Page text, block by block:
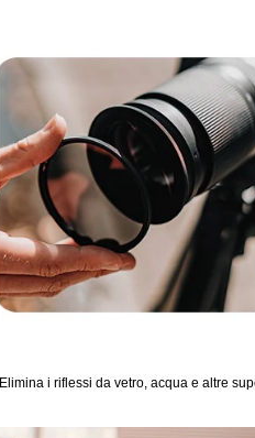
Elimina i riflessi da vetro, acqua e altre